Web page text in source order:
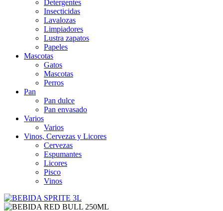
Detergentes
Insecticidas
Lavalozas
Limpiadores
Lustra zapatos
Papeles
Mascotas
Gatos
Mascotas
Perros
Pan
Pan dulce
Pan envasado
Varios
Varios
Vinos, Cervezas y Licores
Cervezas
Espumantes
Licores
Pisco
Vinos